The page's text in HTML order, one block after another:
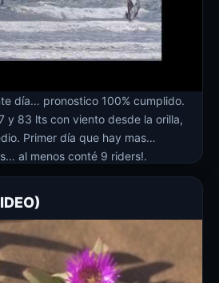
día… pronostico 100% cumplido.
y 83 lts con viento desde la orilla,
Primer día que hay mas
al menos conté 9 riders!.
polola de Matt e hizo excelentes
que van […]